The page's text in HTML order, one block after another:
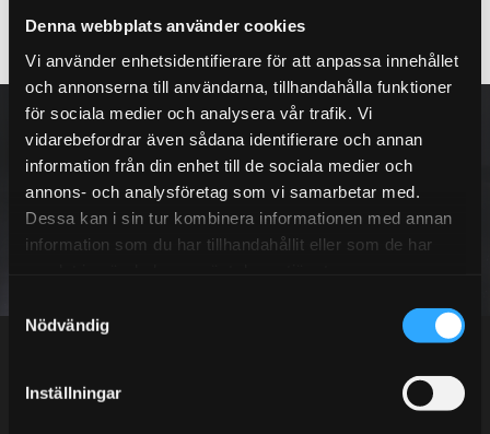
Denna webbplats använder cookies
Vi använder enhetsidentifierare för att anpassa innehållet
och annonserna till användarna, tillhandahålla funktioner
för sociala medier och analysera vår trafik. Vi
vidarebefordrar även sådana identifierare och annan
information från din enhet till de sociala medier och
annons- och analysföretag som vi samarbetar med.
Dessa kan i sin tur kombinera informationen med annan
information som du har tillhandahållit eller som de har
Nödvändig
Inställningar
NYHETSBREV
PRENUMERERA